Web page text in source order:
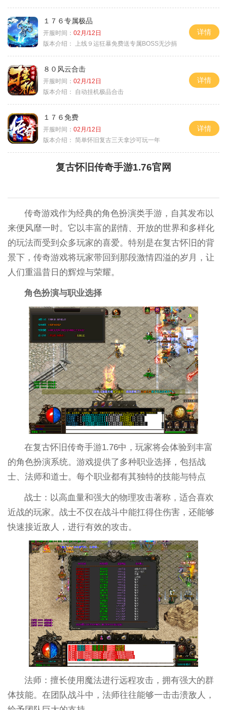
１７６专属极品
开服时间： 02月/12日
版本介绍：
上线９运狂暴免费送专属BOSS无沙捐
详情
８０风云合击
开服时间： 02月/12日
版本介绍：
自动挂机极品合击
详情
１７６免费
开服时间： 02月/12日
版本介绍： 简单怀旧复古三天拿沙可玩一年
详情
复古怀旧传奇手游1.76官网
传奇游戏作为经典的角色扮演类手游，自其发布以
来便风靡一时。它以丰富的剧情、开放的世界和多样化
的玩法而受到众多玩家的喜爱。特别是在复古怀旧的背
景下，传奇游戏将玩家带回到那段激情四溢的岁月，让
人们重温昔日的辉煌与荣耀。
角色扮演与职业选择
在复古怀旧传奇手游1.76中，玩家将会体验到丰富
的角色扮演系统。游戏提供了多种职业选择，包括战
士、法师和道士。每个职业都有其独特的技能与特点
战士：以高血量和强大的物理攻击著称，适合喜欢
近战的玩家。战士不仅在战斗中能扛得住伤害，还能够
快速接近敌人，进行有效的攻击。
法师：擅长使用魔法进行远程攻击，拥有强大的群
体技能。在团队战斗中，法师往往能够一击击溃敌人，